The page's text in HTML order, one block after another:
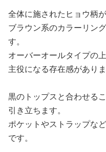
全体に施されたヒョウ柄
ブラウン系のカラーリン
す。
オーバーオールタイプの
主役になる存在感がありま
黒のトップスと合わせる
引き立ちます。
ポケットやストラップな
です。